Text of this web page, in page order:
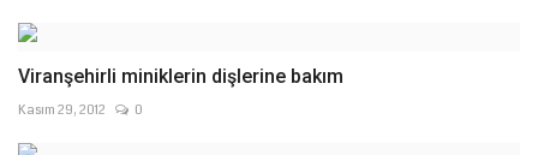
Viranşehirli miniklerin dişlerine bakım
Kasım 29, 2012 0